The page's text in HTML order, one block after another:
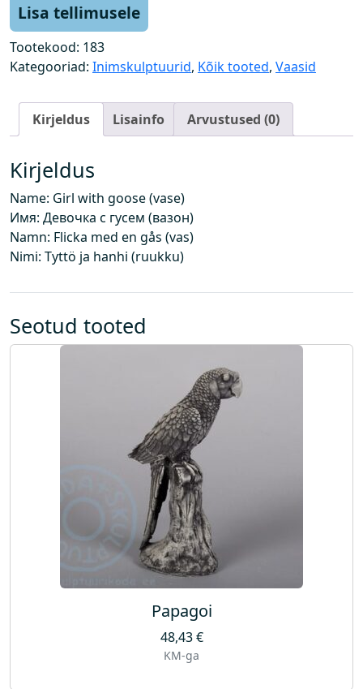
u
k
h
g
a
(
v
a
a
s
k
o
g
Lisa tellimusele
Tootekood: 183
Kategooriad: Inimskulptuurid, Kõik tooted, Vaasid
Kirjeldus Lisainfo Arvustused (0)
Kirjeldus
Name: Girl with goose (vase)
Имя: Девочка с гусем (вазон)
Namn: Flicka med en gås (vas)
Nimi: Tyttö ja hanhi (ruukku)
Seotud tooted
Papagoi
48,43€
KM-ga